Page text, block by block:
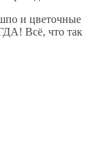
и цветочные
Всё, что так